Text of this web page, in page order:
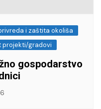
i zaštita okoliša
projekti/gradovi
gospodarstvo